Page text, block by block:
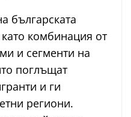
българската
комбинация от
и сегменти на
поглъщат
и ги
региони.